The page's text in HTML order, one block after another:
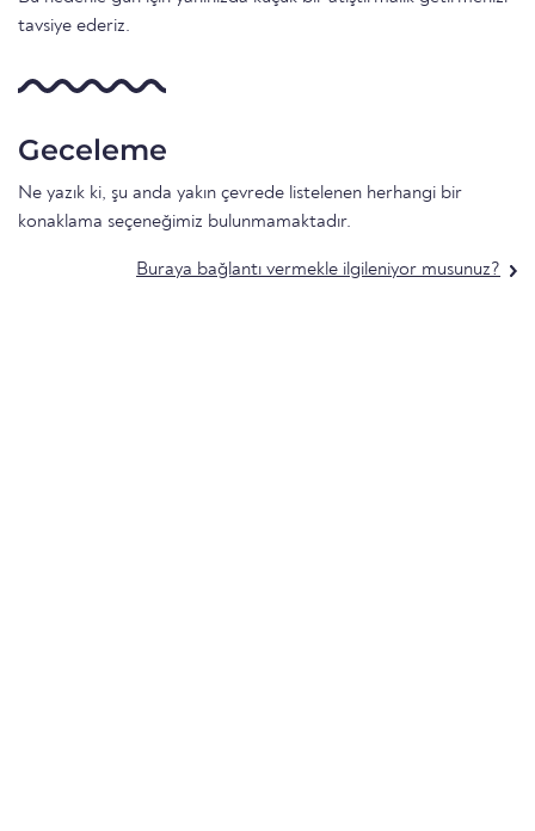
tavsiye ederiz.
Geceleme
Ne yazık ki, şu anda yakın çevrede listelenen herhangi bir
konaklama seçeneğimiz bulunmamaktadır.
Buraya bağlantı vermekle ilgileniyor musunuz?